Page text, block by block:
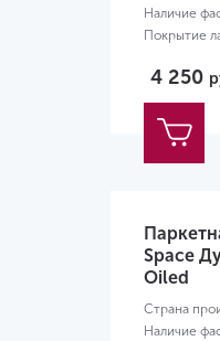
Наличие
Покрытие
4 250
Space
Oiled
Страна
Наличие